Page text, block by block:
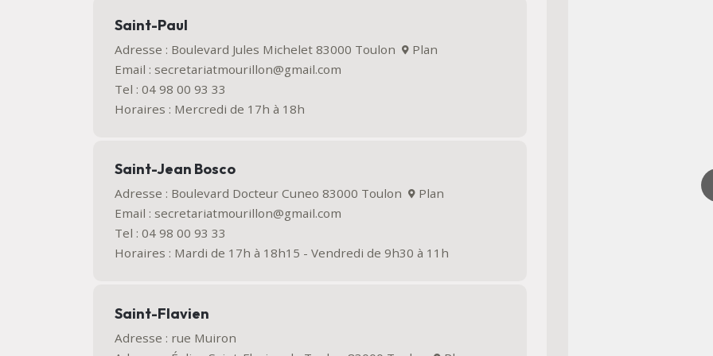
Saint-Paul
Adresse : Boulevard Jules Michelet 83000 Toulon
Plan
Email : secretariatmourillon@gmail.com
Tel : 04 98 00 93 33
Horaires : Mercredi de 17h à 18h
Saint-Jean Bosco
Adresse : Boulevard Docteur Cuneo 83000 Toulon
Plan
Email : secretariatmourillon@gmail.com
Tel : 04 98 00 93 33
Horaires : Mardi de 17h à 18h15 - Vendredi de 9h30 à 11h
Saint-Flavien
Adresse : rue Muiron